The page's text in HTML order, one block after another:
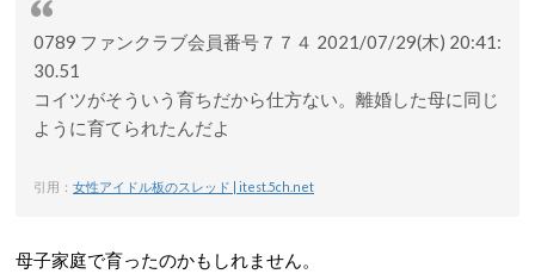
0789 ファンクラブ会員番号７７４ 2021/07/29(木) 20:41:
30.51
コイツがそういう育ちだから仕方ない。離婚した母に同じ
ように育てられたんだよ
引用： 女性アイドル板のスレッド | itest.5ch.net
母子家庭で育ったのかもしれません。